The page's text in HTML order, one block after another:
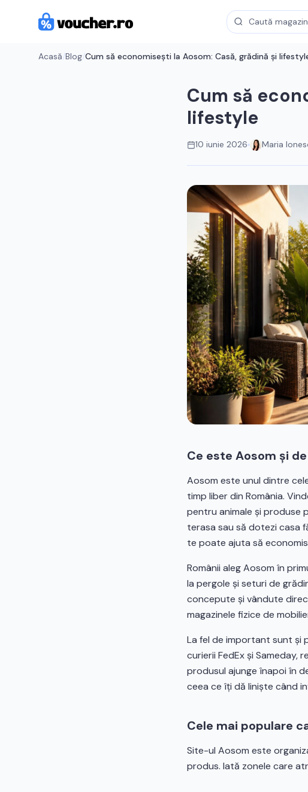
Acasă/Blog/Cum să economisești la Aosom: Casă, grădină și
Cum să
lifestyle
10 iunie 2026 Maria
Ce este Aosom și
Aosom este unul dintre
timp liber din România.
pentru animale și produse
terasa sau să dotezi casa
te poate ajuta să
Românii aleg Aosom în
la pergole și seturi de
concepute și vândute
magazinele fizice de
La fel de important sunt și
curierii FedEx și Sameday,
produsul ajunge înapoi în
ceea ce îți dă liniște când
Cele mai populare
Site-ul Aosom este
produs. Iată zonele care